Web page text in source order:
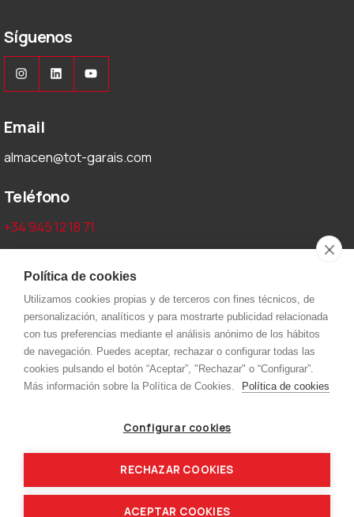
Síguenos
Instagram
LinkedInYouTube
Email
almacen@tot-garais.com
Teléfono
+34 945 12 18 71
Aviso legal y privacidad
Aviso Legal
Política de cookies
Política de privacidad
Dinse
Nippon
Contacto
Política de cookies
Utilizamos cookies propias y de terceros con fines técnicos, de
personalización, analíticos y para mostrarte publicidad relacionada
con tus preferencias mediante el análisis anónimo de los hábitos
de navegación. Puedes aceptar, rechazar o configurar todas las
cookies pulsando el botón “Aceptar”, "Rechazar" o “Configurar”.
Más información sobre la Política de Cookies.
Política de cookies
Configurar cookies
RECHAZAR COOKIES
ACEPTAR COOKIES